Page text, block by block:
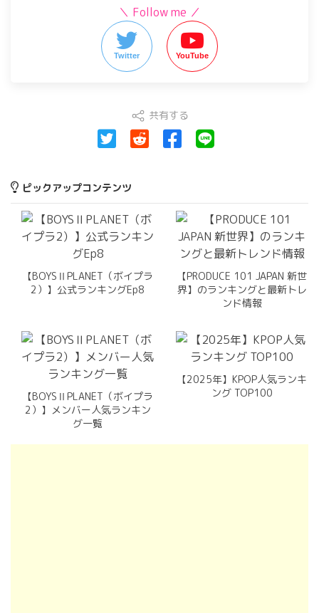
＼ Follow me ／
Twitter YouTube
共有する
ピックアップコンテンツ
【BOYSⅡPLANET（ボイプラ
2）】公式ランキングEp8
【PRODUCE 101 JAPAN 新世
界】のランキングと最新トレ
ンド情報
【BOYSⅡPLANET（ボイプラ
2）】メンバー人気ランキン
グ一覧
【2025年】KPOP人気ランキ
ング TOP100